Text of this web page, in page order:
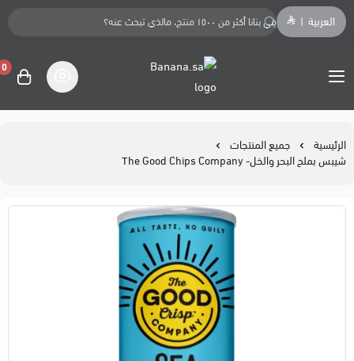
العربية
Banana.sa
0
الرئيسية
جميع المنتجات
شيبس بملح البحر والخل- The Good Chips Company